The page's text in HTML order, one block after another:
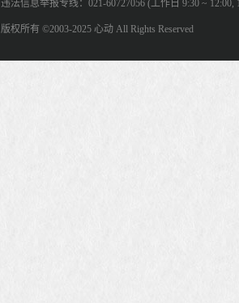
违法信息举报专线：021-60727056 (工作日 9:30 ~ 12:00,
版权所有 ©2003-2025 心动 All Rights Reserved